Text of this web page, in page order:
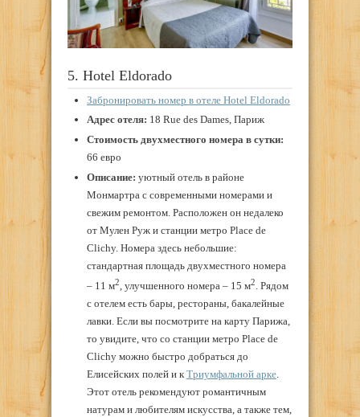
5. Hotel Eldorado
Забронировать номер в отеле Hotel Eldorado
Адрес отеля: 18 Rue des Dames, Париж
Стоимость двухместного номера в сутки:
66 евро
Описание: уютный отель в районе
Монмартра с современными номерами и
свежим ремонтом. Расположен он недалеко
от Мулен Руж и станции метро Place de
Clichy. Номера здесь небольшие:
стандартная площадь двухместного номера
– 11 м2 , улучшенного номера – 15 м2 . Рядом
с отелем есть бары, рестораны, бакалейные
лавки. Если вы посмотрите на карту Парижа,
то увидите, что со станции метро Place de
Clichy можно быстро добраться до
Елисейских полей и к Триумфальной арке.
Этот отель рекомендуют романтичным
натурам и любителям искусства, а также тем,